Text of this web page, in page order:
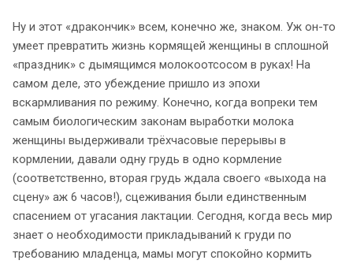
Ну и этот «дракончик» всем, конечно же, знаком. Уж он-то
умеет превратить жизнь кормящей женщины в сплошной
«праздник» с дымящимся молокоотсосом в руках! На
самом деле, это убеждение пришло из эпохи
вскармливания по режиму. Конечно, когда вопреки тем
самым биологическим законам выработки молока
женщины выдерживали трёхчасовые перерывы в
кормлении, давали одну грудь в одно кормление
(соответственно, вторая грудь ждала своего «выхода на
сцену» аж 6 часов!), сцеживания были единственным
спасением от угасания лактации. Сегодня, когда весь мир
знает о необходимости прикладываний к груди по
требованию младенца, мамы могут спокойно кормить